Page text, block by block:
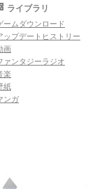
ライブラリ
ームダウンロード
ップデートヒストリー
画
ァンタジーラジオ
楽
紙
ンガ